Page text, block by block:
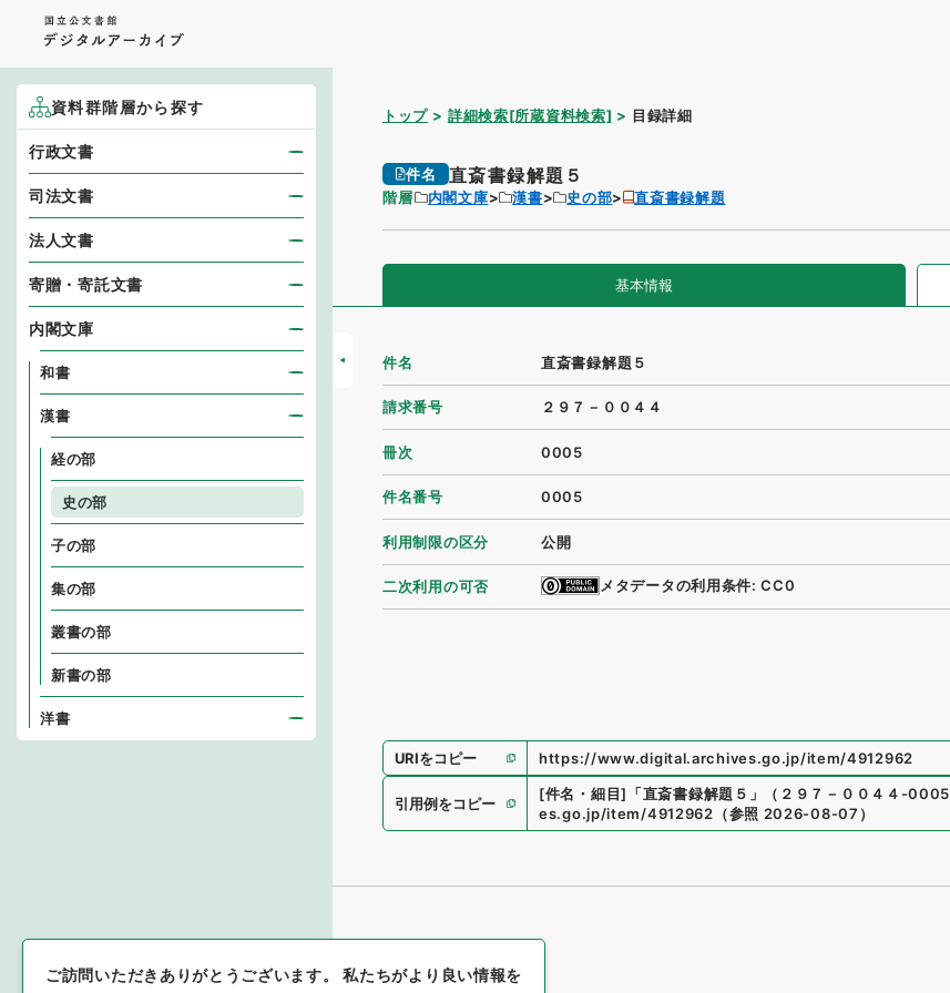
トップ 詳細検索[所蔵資料検索] 目録詳細
件名 直斎書録解題５
階層 内閣文庫 漢書 史の部 直斎書録解題
基本情報
件名 直斎書録解題５
請求番号 ２９７－００４４
冊次 0005
件名番号 0005
利用制限の区分 公開
二次利用の可否 メタデータの利用条件: CC0
URIをコピー https://www.digital.archives.go.jp/item/4912962
引用例をコピー
[件名・細目] 「直斎書録解題５ 」 （ ２９７－００４４-0005
es.go.jp/item/4912962 （参照 2026-08-07 ）
資料群階層から探す
行政文書
司法文書
法人文書
寄贈・寄託文書
内閣文庫
和書
漢書
経の部
史の部
子の部
集の部
叢書の部
新書の部
洋書
ご訪問いただきありがとうございます。私たちがより良い情報を